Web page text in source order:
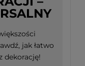
jak łatwo
dekorację!